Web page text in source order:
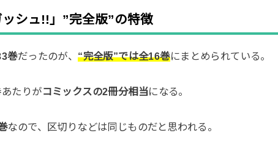
ッシュ!!」”完全版”の特徴
巻だったのが、“完全版”では全16巻にまとめられている。
たりがコミックスの2冊分相当になる。
なので、区切りなどは同じものだと思われる。